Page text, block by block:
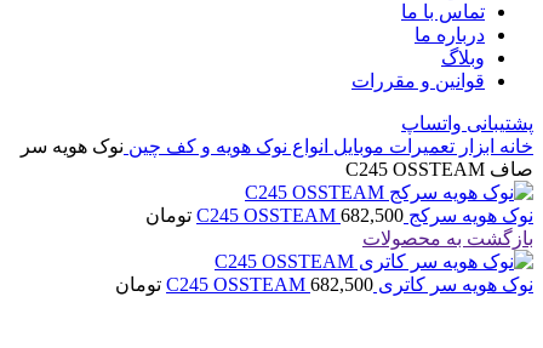
تماس با ما
درباره ما
وبلاگ
قوانین و مقررات
پشتیبانی واتساپ
خانه ابزار تعمیرات موبایل انواع نوک هویه و کف چین نوک هویه سر
صاف C245 OSSTEAM
نوک هویه سرکج C245 OSSTEAM 682,500
تومان
بازگشت به محصولات
نوک هویه سر کاتری C245 OSSTEAM 682,500 تومان